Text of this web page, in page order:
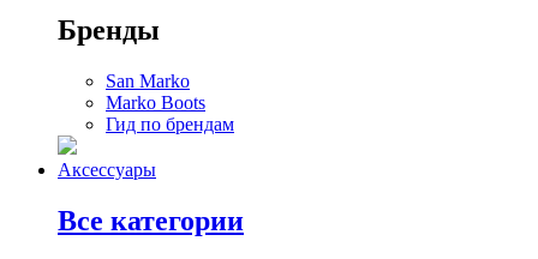
Бренды
San Marko
Marko Boots
Гид по брендам
Аксессуары
Все категории